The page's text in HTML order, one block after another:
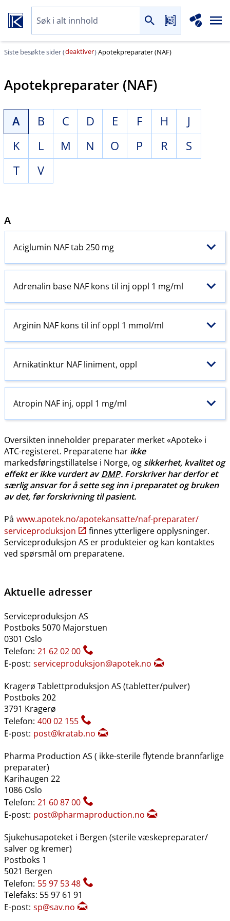
Siste besøkte sider (deaktiver)Apotekpreparater (NAF)
Apotekpreparater (NAF)
A B C D E F H
J
K
L M N O P R
S
T
V
A
Aciglumin NAF tab 250 mg
Adrenalin base NAF kons til inj oppl 1 mg/ml
Arginin NAF kons til inf oppl 1 mmol/ml
Arnikatinktur NAF liniment, oppl
Atropin NAF inj, oppl 1 mg/ml
Oversikten inneholder preparater merket «Apotek» i
ATC-registeret. Preparatene har ikke
markedsføringstillatelse i Norge, og sikkerhet, kvalitet og
effekt er ikke vurdert avDMP. Forskriver har derfor et
særlig ansvar for å sette seg inn i preparatet og bruken
av det, før forskrivning til pasient.
På www.apotek.no​/​apotekansatte​/​naf-preparater​/​
serviceproduksjon
finnes ytterligere opplysninger.
Serviceproduksjon AS er produkteier og kan kontaktes
ved spørsmål om preparatene.
Aktuelle adresser
Serviceproduksjon AS
Postboks 5070 Majorstuen
0301 Oslo
Telefon: 21 62 02 00
E-post: serviceproduksjon@apotek.no
Kragerø Tablettproduksjon AS (tabletter​/​pulver)
Postboks 202
3791 Kragerø
Telefon: 400 02 155
E-post: post@kratab.no
Pharma Production AS ( ikke-sterile flytende brannfarlige
preparater)
Karihaugen 22
1086 Oslo
Telefon: 21 60 87 00
E-post: post@pharmaproduction.no
Sjukehusapoteket i Bergen (sterile væskepreparater​/​
salver og kremer)
Postboks 1
5021 Bergen
Telefon: 55 97 53 48
Telefaks: 55 97 61 91
E-post: sp@sav.no